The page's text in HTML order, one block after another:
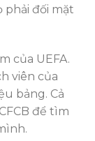
phải đối mặt
của UEFA.
viên của
bảng. Cả
để tìm